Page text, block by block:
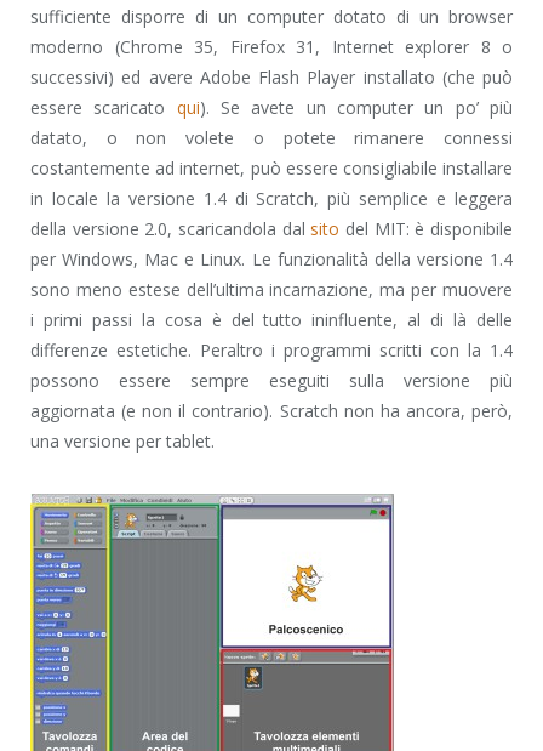
sufficiente disporre di un computer dotato di un browser
moderno (Chrome 35, Firefox 31, Internet explorer 8 o
successivi) ed avere Adobe Flash Player installato (che può
essere scaricato qui). Se avete un computer un po’ più
datato, o non volete o potete rimanere connessi
costantemente ad internet, può essere consigliabile installare
in locale la versione 1.4 di Scratch, più semplice e leggera
della versione 2.0, scaricandola dal sito del MIT: è disponibile
per Windows, Mac e Linux. Le funzionalità della versione 1.4
sono meno estese dell’ultima incarnazione, ma per muovere
i primi passi la cosa è del tutto ininfluente, al di là delle
differenze estetiche. Peraltro i programmi scritti con la 1.4
possono essere sempre eseguiti sulla versione più
aggiornata (e non il contrario). Scratch non ha ancora, però,
una versione per tablet.